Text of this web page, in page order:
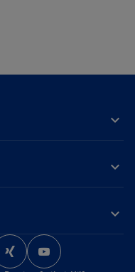
w
i
i